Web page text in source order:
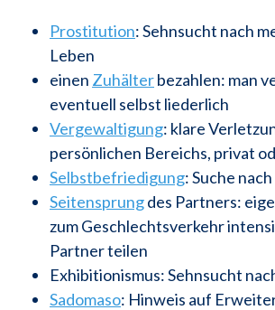
Prostitution: Sehnsucht nach
Leben
einen Zuhälterbezahlen: man
eventuell selbst liederlich
Vergewaltigung: klare
persönlichen Bereichs, privat
Selbstbefriedigung: Suche
Seitensprungdes Partners:
zum Geschlechtsverkehr
Partner teilen
Exhibitionismus: Sehnsucht
Sadomaso: Hinweis auf